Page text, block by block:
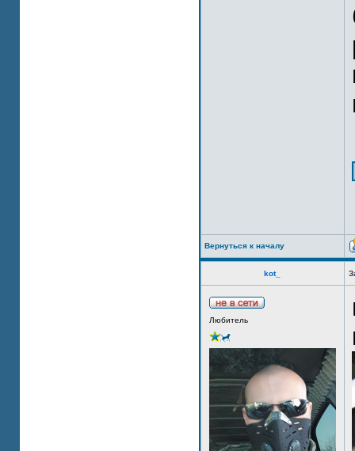
Вернуться к началу
kot_
Любитель